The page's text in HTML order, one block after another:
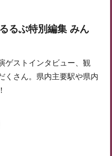
るるぶ特別編集 みん
ゲストインタビュー、観
くさん。県内主要駅や県内